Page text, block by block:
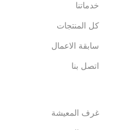
خدماتنا
كل المنتجات
سابقة الاعمال
اتصل بنا
غرف المعيشة